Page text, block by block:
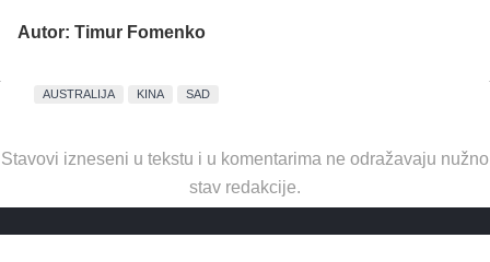
Autor: Timur Fomenko
AUSTRALIJA KINA SAD
Stavovi izneseni u tekstu i u komentarima ne odražavaju nužno
stav redakcije.